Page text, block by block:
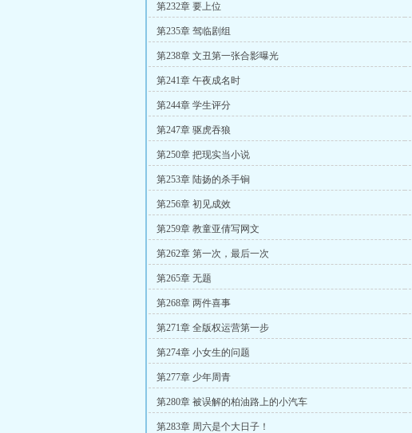
第232章 要上位
第235章 驾临剧组
第238章 文丑第一张合影曝光
第241章 午夜成名时
第244章 学生评分
第247章 驱虎吞狼
第250章 把现实当小说
第253章 陆扬的杀手锏
第256章 初见成效
第259章 教童亚倩写网文
第262章 第一次，最后一次
第265章 无题
第268章 两件喜事
第271章 全版权运营第一步
第274章 小女生的问题
第277章 少年周青
第280章 被误解的柏油路上的小汽车
第283章 周六是个大日子！